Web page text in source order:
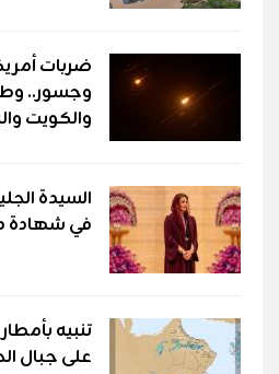
ضربات
وجسور..
والكويت
السيدة
في شهادة
تنبيه
على جبال